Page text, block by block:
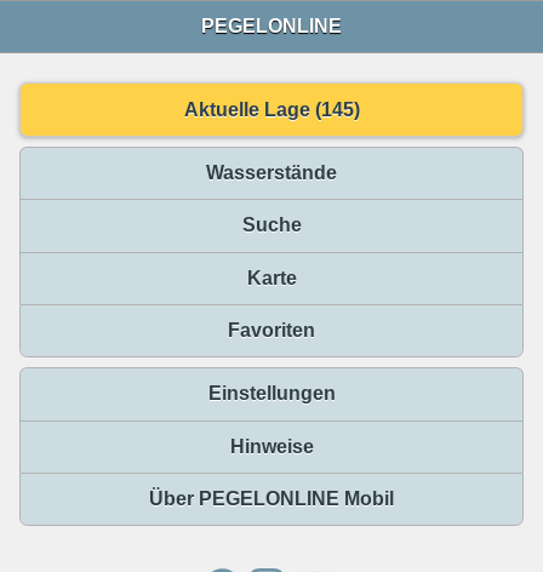
PEGELONLINE
Aktuelle Lage (145)
Wasserstände
Suche
Karte
Favoriten
Einstellungen
Hinweise
Über PEGELONLINE Mobil